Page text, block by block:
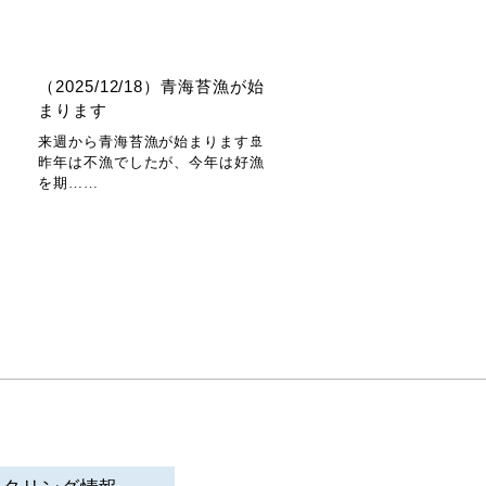
（2025/12/18）青海苔漁が始
まります
来週から青海苔漁が始まります🚢
昨年は不漁でしたが、今年は好漁
を期……